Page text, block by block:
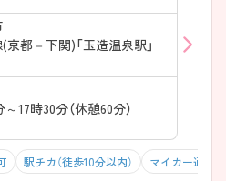
京都－下関)「玉造温泉駅」
17時30分（休憩60分）
駅チカ（徒歩10分以内） マイカー通勤